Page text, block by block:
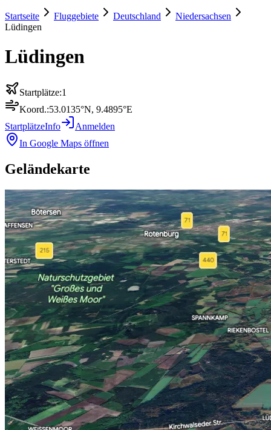
Startseite Fluggebiete Deutschland
Niedersachsen
Lüdingen
Lüdingen
Startplätze:1
Koord.:53.0135°N, 9.4895°E
StartplätzeInfo
Anmelden
In Google Maps öffnen
Geländekarte